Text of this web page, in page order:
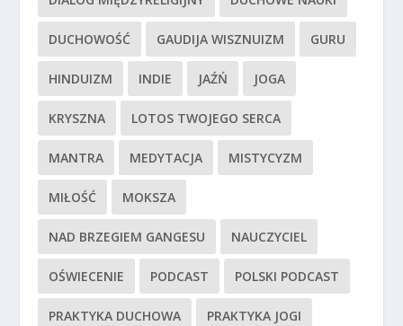
DUCHOWOŚĆ GAUDIJA WISZNUIZM GURU
HINDUIZM INDIE JAŹŃ JOGA
KRYSZNA LOTOS TWOJEGO SERCA
MANTRA MEDYTACJA MISTYCYZM
MIŁOŚĆ MOKSZA
NAD BRZEGIEM GANGESU NAUCZYCIEL
OŚWIECENIE PODCAST POLSKI PODCAST
PRAKTYKA DUCHOWA PRAKTYKA JOGI